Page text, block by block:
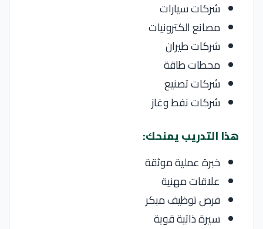
شركات سيارات
مصانع الكترونيات
شركات طيران
محطات طاقة
شركات تصنيع
شركات نفط وغاز
هذا التدريب يمنحك:
خبرة عملية موثقة
علاقات مهنية
فرص توظيف مبكر
سيرة ذاتية قوية